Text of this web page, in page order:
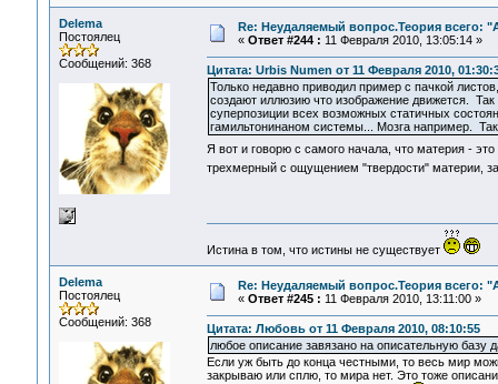
Delema
Постоялец
Сообщений: 368
Re: Неудаляемый вопрос.Теория всего:
« Ответ #244 : 11 Февраля 2010, 13:05:14 »
Цитата: Urbis Numen от 11 Февраля 2010,
Только недавно приводил пример с пачкой
создают иллюзию что изображение движется.
суперпозиции всех возможных статичных
гамильтонинаном системы... Мозга например.
Я вот и говорю с самого начала, что материя -
трехмерный с ощущением "твердости" материи,
Истина в том, что истины не существует
Delema
Постоялец
Сообщений: 368
Re: Неудаляемый вопрос.Теория всего:
« Ответ #245 : 11 Февраля 2010, 13:11:00 »
Цитата: Любовь от 11 Февраля 2010, 08:10:55
любое описание завязано на описательную базу
Если уж быть до конца честными, то весь мир
закрываю или сплю, то мира нет. Это тоже